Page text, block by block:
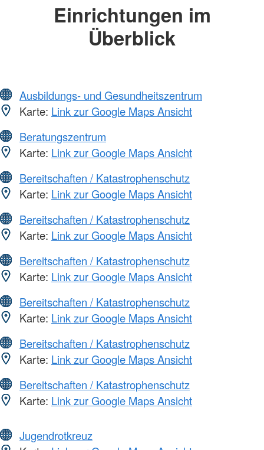
Einrichtungen im
Überblick
Ausbildungs- und Gesundheitszentrum
Karte: Link zur Google Maps Ansicht
Beratungszentrum
Karte: Link zur Google Maps Ansicht
Bereitschaften / Katastrophenschutz
Karte: Link zur Google Maps Ansicht
Bereitschaften / Katastrophenschutz
Karte: Link zur Google Maps Ansicht
Bereitschaften / Katastrophenschutz
Karte: Link zur Google Maps Ansicht
Bereitschaften / Katastrophenschutz
Karte: Link zur Google Maps Ansicht
Bereitschaften / Katastrophenschutz
Karte: Link zur Google Maps Ansicht
Bereitschaften / Katastrophenschutz
Karte: Link zur Google Maps Ansicht
Jugendrotkreuz